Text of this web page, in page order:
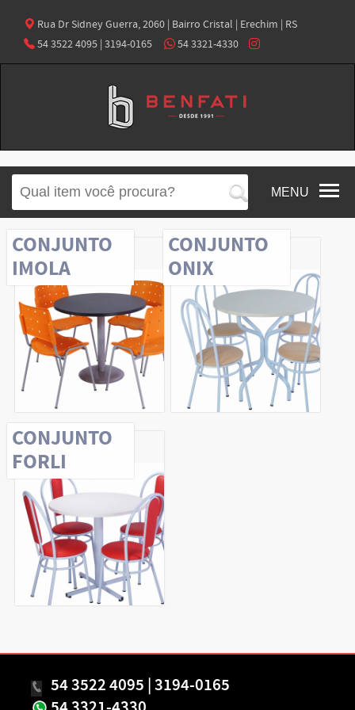
Rua Dr Sidney Guerra, 2060 | Bairro Cristal | Erechim | RS
54 3522 4095 | 3194-0165
54 3321-4330
MENU
CONJUNTO
IMOLA
CONJUNTO
ONIX
CONJUNTO
FORLI
54 3522 4095 | 3194-0165